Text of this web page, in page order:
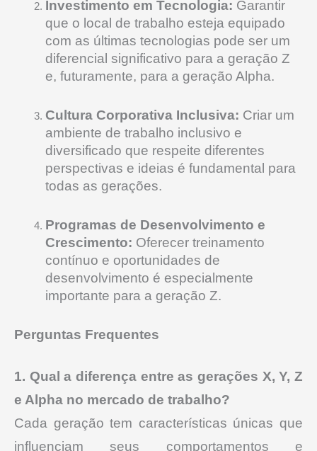
Investimento em Tecnologia: Garantir
que o local de trabalho esteja equipado
com as últimas tecnologias pode ser um
diferencial significativo para a geração Z
e, futuramente, para a geração Alpha.
Cultura Corporativa Inclusiva: Criar um
ambiente de trabalho inclusivo e
diversificado que respeite diferentes
perspectivas e ideias é fundamental para
todas as gerações.
Programas de Desenvolvimento e
Crescimento: Oferecer treinamento
contínuo e oportunidades de
desenvolvimento é especialmente
importante para a geração Z.
Perguntas Frequentes
1. Qual a diferença entre as gerações X, Y, Z
e Alpha no mercado de trabalho?
Cada geração tem características únicas que
influenciam seus comportamentos e